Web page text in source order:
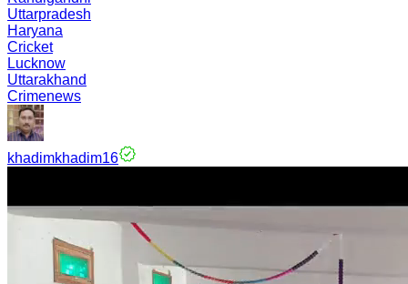
Uttarpradesh
Haryana
Cricket
Lucknow
Uttarakhand
Crimenews
khadimkhadim16